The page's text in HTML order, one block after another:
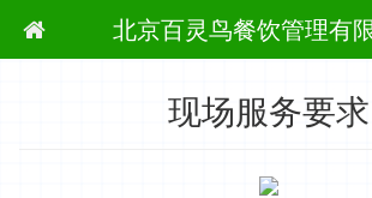
北京百灵鸟餐饮管理有
当前位置： 首页 全部新闻 运营措施
现场服务要求